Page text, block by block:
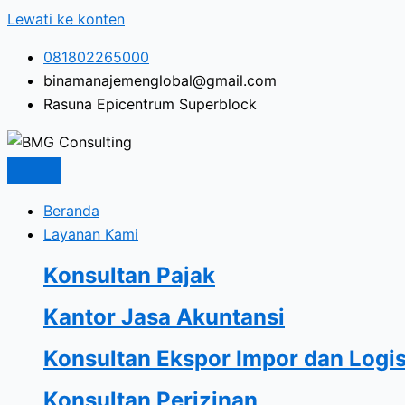
Lewati ke konten
081802265000
binamanajemenglobal@gmail.com
Rasuna Epicentrum Superblock
Beranda
Layanan Kami
Konsultan Pajak
Kantor Jasa Akuntansi
Konsultan Ekspor Impor dan
Konsultan Perizinan